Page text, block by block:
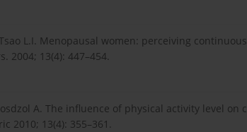
Tsao L.I. Menopausal women: perceiving
2004; 13(4): 447–454.
A. The influence of physical activity level on
2010; 13(4): 355–361.